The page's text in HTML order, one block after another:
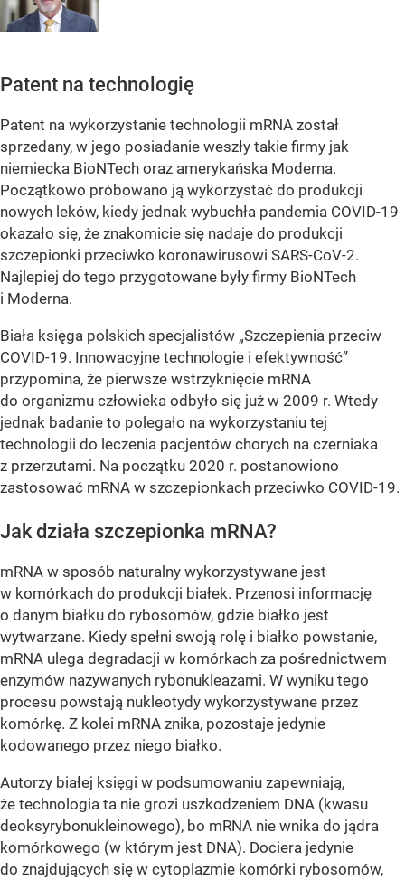
Patent na technologię
Patent na wykorzystanie technologii mRNA został
sprzedany, w jego posiadanie weszły takie firmy jak
niemiecka BioNTech oraz amerykańska Moderna.
Początkowo próbowano ją wykorzystać do produkcji
nowych leków, kiedy jednak wybuchła pandemia COVID-19
okazało się, że znakomicie się nadaje do produkcji
szczepionki przeciwko koronawirusowi SARS-CoV-2.
Najlepiej do tego przygotowane były firmy BioNTech
i Moderna.
Biała księga polskich specjalistów „Szczepienia przeciw
COVID-19. Innowacyjne technologie i efektywność”
przypomina, że pierwsze wstrzyknięcie mRNA
do organizmu człowieka odbyło się już w 2009 r. Wtedy
jednak badanie to polegało na wykorzystaniu tej
technologii do leczenia pacjentów chorych na czerniaka
z przerzutami. Na początku 2020 r. postanowiono
zastosować mRNA w szczepionkach przeciwko COVID-19.
Jak działa szczepionka mRNA?
mRNA w sposób naturalny wykorzystywane jest
w komórkach do produkcji białek. Przenosi informację
o danym białku do rybosomów, gdzie białko jest
wytwarzane. Kiedy spełni swoją rolę i białko powstanie,
mRNA ulega degradacji w komórkach za pośrednictwem
enzymów nazywanych rybonukleazami. W wyniku tego
procesu powstają nukleotydy wykorzystywane przez
komórkę. Z kolei mRNA znika, pozostaje jedynie
kodowanego przez niego białko.
Autorzy białej księgi w podsumowaniu zapewniają,
że technologia ta nie grozi uszkodzeniem DNA (kwasu
deoksyrybonukleinowego), bo mRNA nie wnika do jądra
komórkowego (w którym jest DNA). Dociera jedynie
do znajdujących się w cytoplazmie komórki rybosomów,